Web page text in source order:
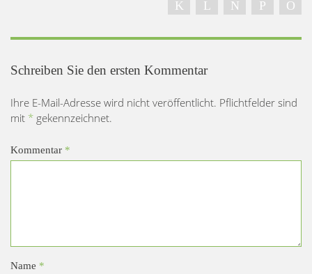
Schreiben Sie den ersten Kommentar
Ihre E-Mail-Adresse wird nicht veröffentlicht. Pflichtfelder sind
mit * gekennzeichnet.
Kommentar *
Name *